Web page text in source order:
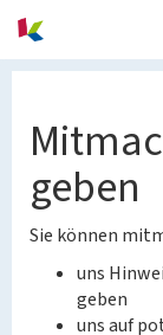
geben
Sie können
uns
geben
uns auf